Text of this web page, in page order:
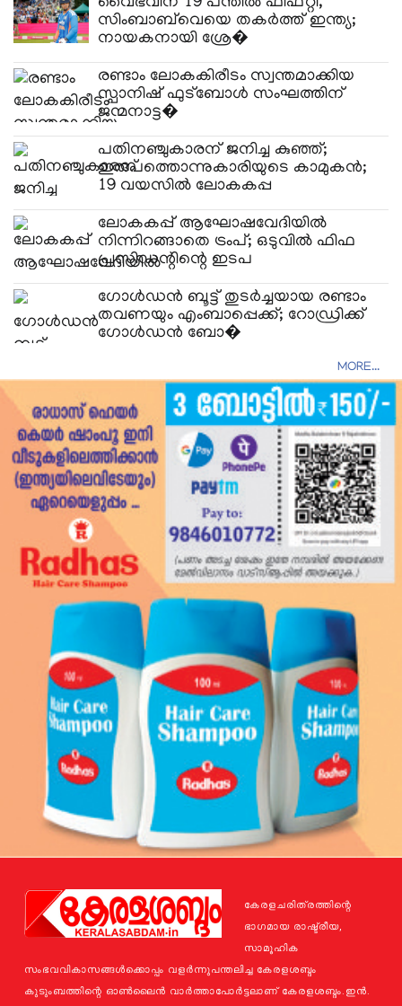
സിംബാബ്‌വെയെ തകര്‍ത്ത് ഇന്ത്യ;
നായകനായി ശ്രേ�
രണ്ടാം ലോകകിരീടം സ്വന്തമാക്കിയ
സ്പാനിഷ് ഫുട്‌ബോള്‍ സംഘത്തിന്
ജന്മനാട്ട�
പതിനഞ്ചുകാരന് ജനിച്ച കുഞ്ഞ്;
ഇരുപത്തൊന്നുകാരിയുടെ കാമുകൻ;
19 വയസിൽ ലോകകപ്പ
ലോകകപ്പ് ആഘോഷവേദിയിൽ
നിന്നിറങ്ങാതെ ട്രംപ്; ഒടുവിൽ ഫിഫ
പ്രസിഡന്റിന്റെ ഇടപ
​ഗോൾഡൻ ബൂട്ട് തുടർച്ചയായ രണ്ടാം
തവണയും എംബാപ്പെക്ക്; റോഡ്രിക്ക്
ഗോൾഡൻ ബോ�
MORE...
കേരളചരിത്രത്തിന്റെ
ഭാഗമായ രാഷ്ട്രീയ,
സാമൂഹിക
സംഭവവികാസങ്ങള്‍ക്കൊപ്പം വളര്‍ന്നുപന്തലിച്ച കേരളശബ്ദം
കുടുംബത്തിന്റെ ഓണ്‍ലൈന്‍ വാര്‍ത്താപോര്‍ട്ടലാണ് കേരളശബ്ദം.ഇന്‍.